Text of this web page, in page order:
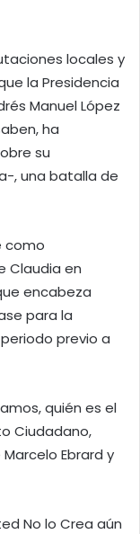
locales y
la Presidencia
Manuel López
ha
su
, una batalla de
como
Claudia en
encabeza
para la
previo a
quién es el
Ciudadano,
Ebrard y
No lo Crea aún